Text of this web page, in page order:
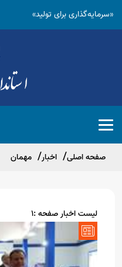
«سرمایه‌گذاری برای تولید»
صفحه اصلی اخبار مهمان
لیست اخبار صفحه :1